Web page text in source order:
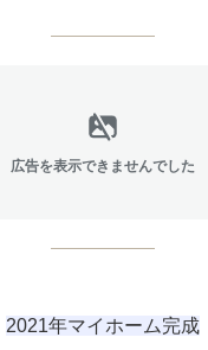
広告を表示できませんでした
2021年マイホーム完成